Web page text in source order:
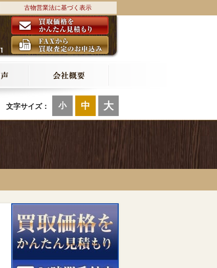
古物営業法に基づく表示
文字サイズ： 小 中 大